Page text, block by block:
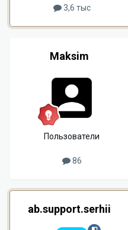
3,6 тыс
Maksim
Пользователи
86
ab.support.serhii